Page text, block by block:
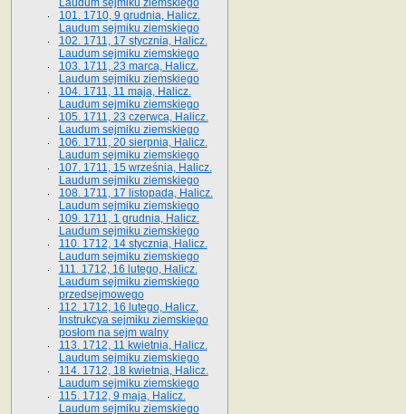
Laudum sejmiku ziemskiego
101. 1710, 9 grudnia, Halicz.
Laudum sejmiku ziemskiego
102. 1711, 17 stycznia, Halicz.
Laudum sejmiku ziemskiego
103. 1711, 23 marca, Halicz.
Laudum sejmiku ziemskiego
104. 1711, 11 maja, Halicz.
Laudum sejmiku ziemskiego
105. 1711, 23 czerwca, Halicz.
Laudum sejmiku ziemskiego
106. 1711, 20 sierpnia, Halicz.
Laudum sejmiku ziemskiego
107. 1711, 15 września, Halicz.
Laudum sejmiku ziemskiego
108. 1711, 17 listopada, Halicz.
Laudum sejmiku ziemskiego
109. 1711, 1 grudnia, Halicz.
Laudum sejmiku ziemskiego
110. 1712, 14 stycznia, Halicz.
Laudum sejmiku ziemskiego
111. 1712, 16 lutego, Halicz.
Laudum sejmiku ziemskiego
przedsejmowego
112. 1712, 16 lutego, Halicz.
Instrukcya sejmiku ziemskiego
posłom na sejm walny
113. 1712, 11 kwietnia, Halicz.
Laudum sejmiku ziemskiego
114. 1712, 18 kwietnia, Halicz.
Laudum sejmiku ziemskiego
115. 1712, 9 maja, Halicz.
Laudum sejmiku ziemskiego